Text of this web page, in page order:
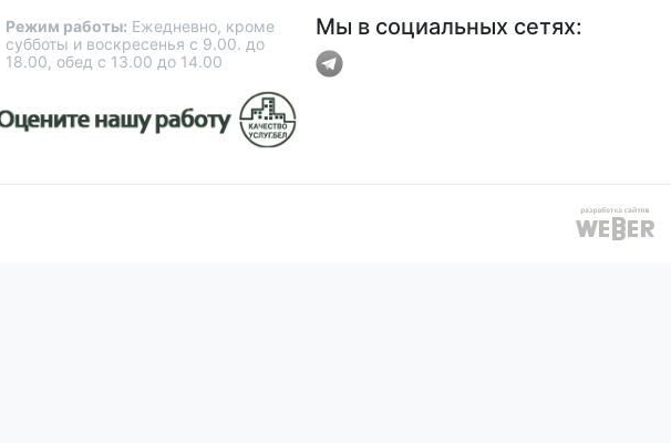
Режим работы: Ежедневно, кроме
субботы и воскресенья с 9.00. до
18.00, обед с 13.00 до 14.00
Мы в социальных сетях: